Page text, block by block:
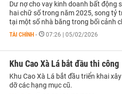
Dư nợ cho vay kinh doanh bất động
hai chữ số trong năm 2025, song tỷ
tại một số nhà băng trong bối cảnh
TÀI CHÍNH - 07:26 | 05/02/2026
Khu Cao Xà Lá bắt đầu thi công
Khu Cao Xà Lá bắt đầu triển khai
dỡ các hạng mục cũ.